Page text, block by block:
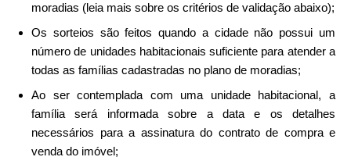
moradias (leia mais sobre os critérios de validação abaixo);
Os sorteios são feitos quando a cidade não possui um
número de unidades habitacionais suficiente para atender a
todas as famílias cadastradas no plano de moradias;
Ao ser contemplada com uma unidade habitacional, a
família será informada sobre a data e os detalhes
necessários para a assinatura do contrato de compra e
venda do imóvel;